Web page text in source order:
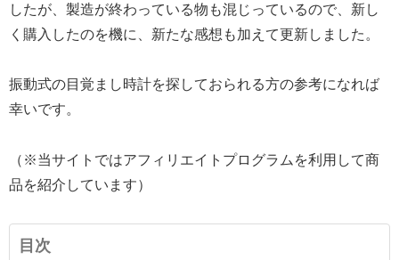
したが、製造が終わっている物も混じっているので、新し
く購入したのを機に、新たな感想も加えて更新しました。
振動式の目覚まし時計を探しておられる方の参考になれば
幸いです。
（※当サイトではアフィリエイトプログラムを利用して商
品を紹介しています）
目次